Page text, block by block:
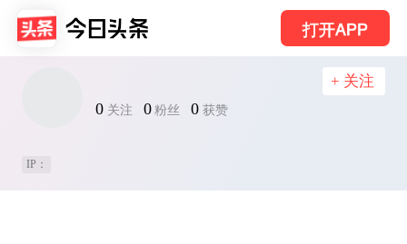
打开APP
0 关注 0 粉丝 0 获赞
+ 关注
IP：